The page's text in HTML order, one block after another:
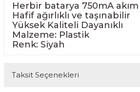
Herbir batarya 750mA
Hafif ağırlıklı ve taşınabilir
Yüksek Kaliteli Dayanıklı
Malzeme: Plastik
Renk: Siyah
Taksit Seçenekleri